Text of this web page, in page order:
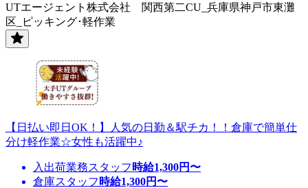
UTエージェント株式会社 関西第二CU_兵庫県神戸市東灘
区_ピッキング･軽作業
【日払い即日OK！】人気の日勤＆駅チカ！！倉庫で簡単仕
分け軽作業☆女性も活躍中♪
入出荷業務スタッフ 時給1,300円〜
倉庫スタッフ 時給1,300円〜